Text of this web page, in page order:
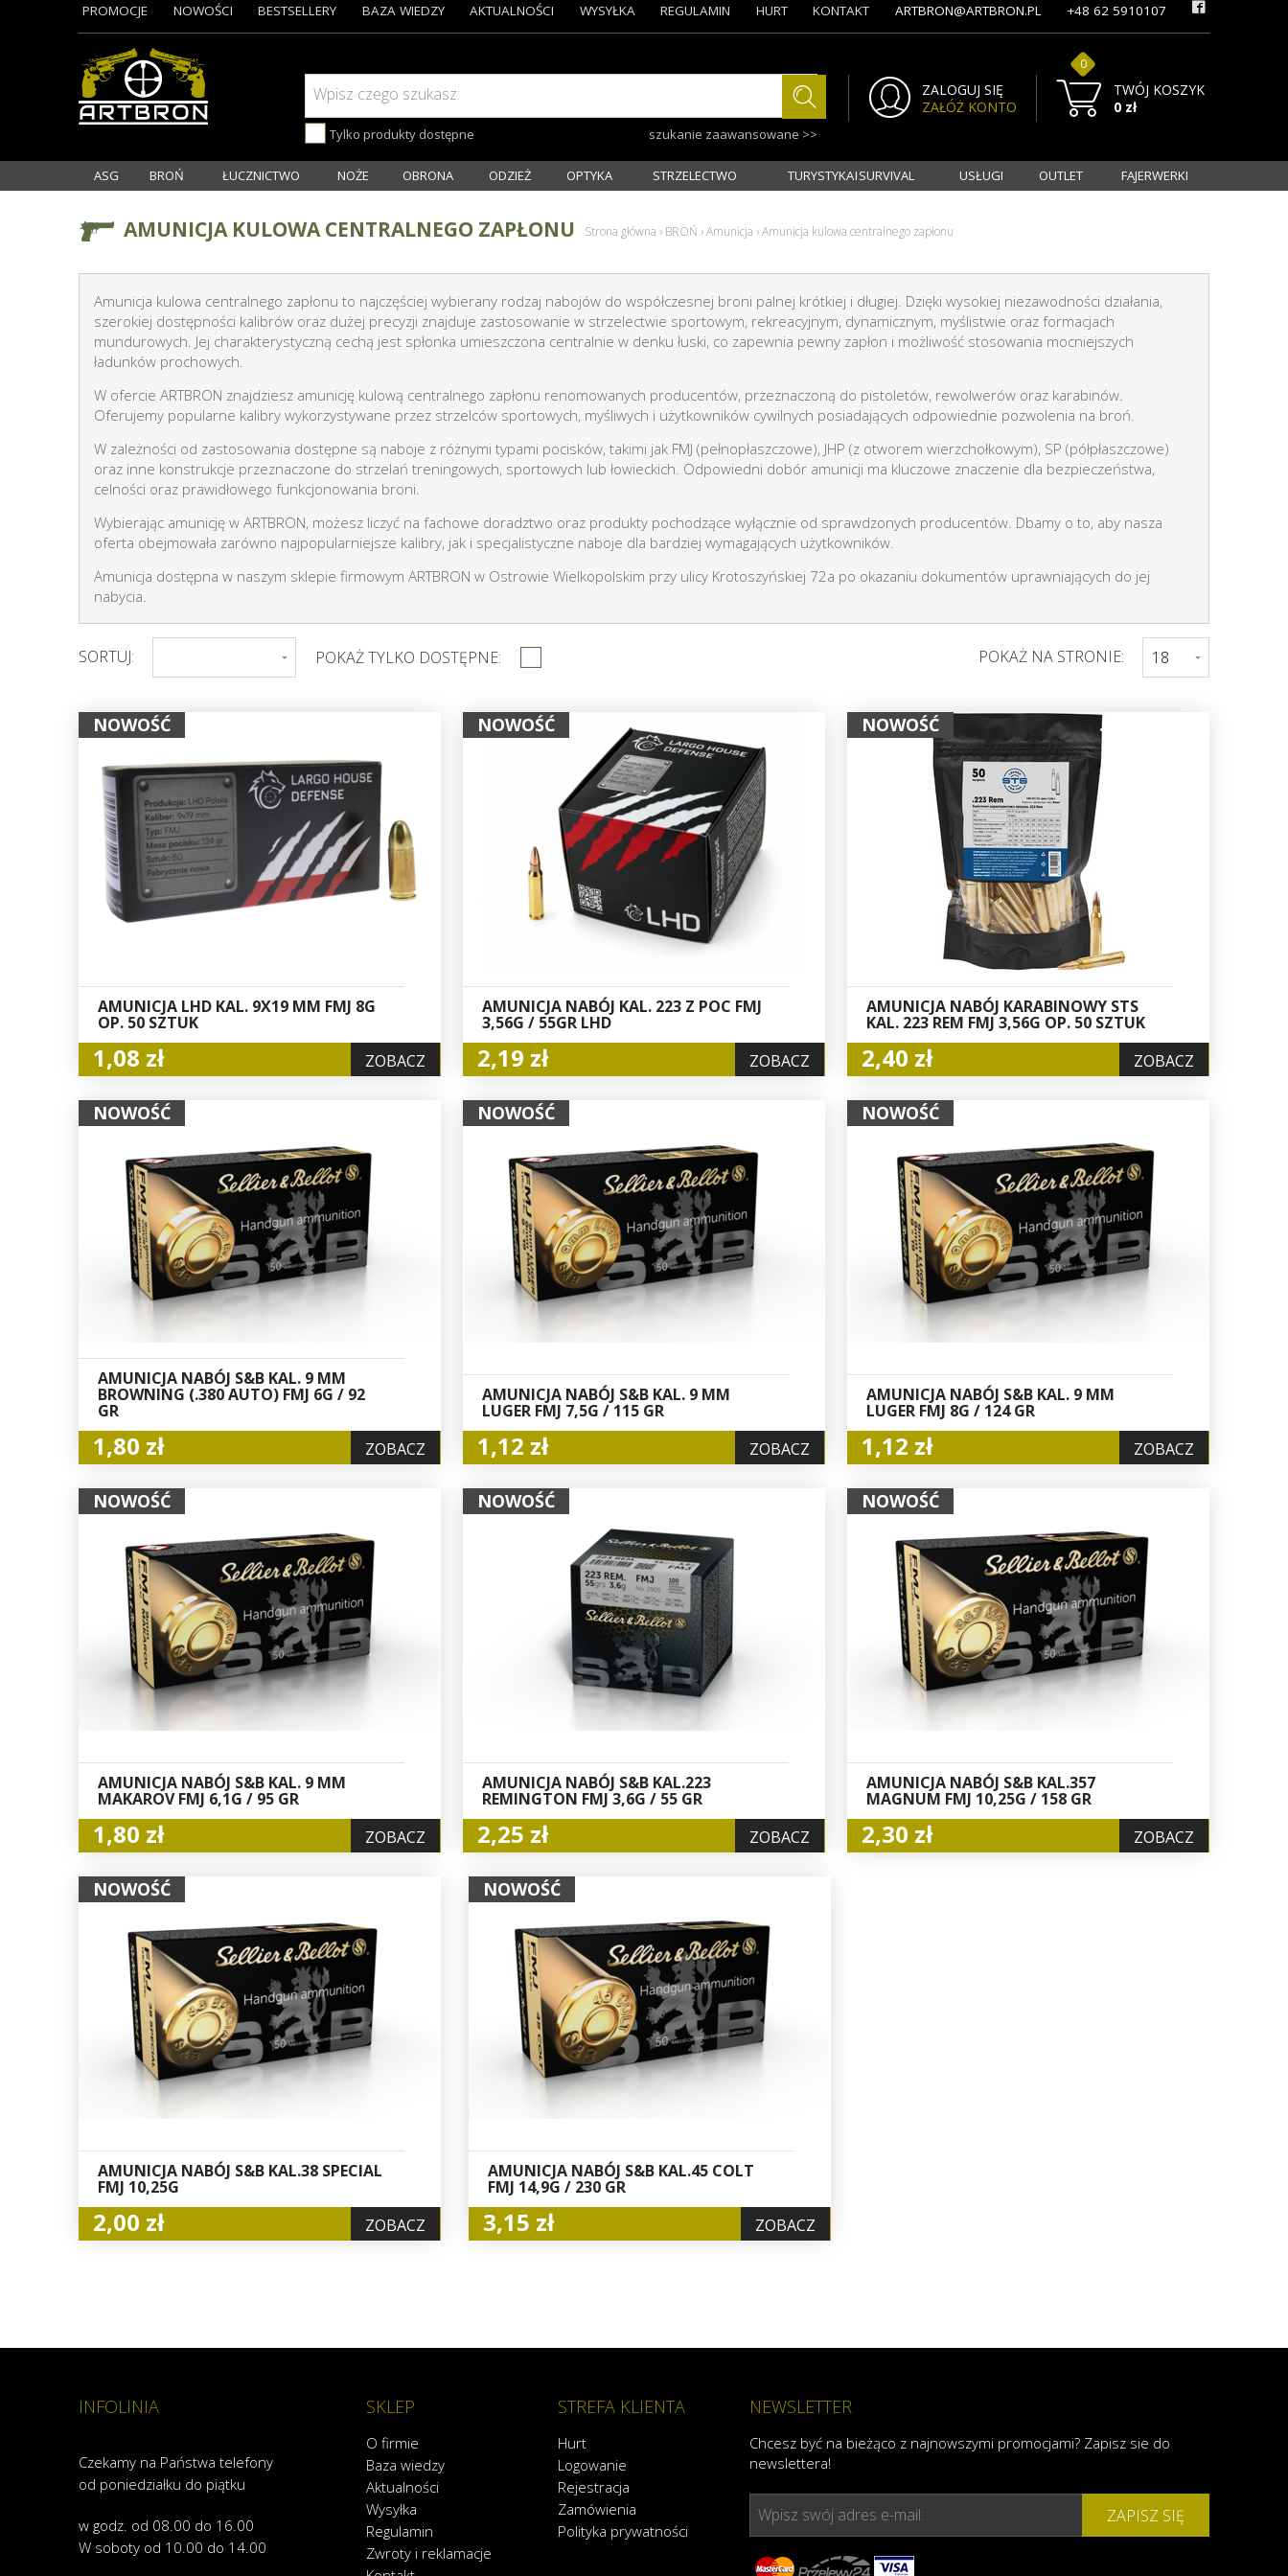
Wpisz czego szukasz:
Tylko produkty dostępne szukanie zaawansowane >>
ZALOGUJ SIĘ
ZAŁÓŻ KONTO
TWÓJ KOSZYK
0
0 zł
PROMOCJE NOWOŚCI BESTSELLERY BAZA WIEDZY AKTUALNOŚCI WYSYŁKA REGULAMIN HURT KONTAKT ARTBRON@ARTBRON.PL +48 62 5910107
ASG BROŃ ŁUCZNICTWO NOŻE OBRONA ODZIEŻ OPTYKA STRZELECTWO TURYSTYKA I SURVIVAL USŁUGI OUTLET FAJERWERKI
AMUNICJA KULOWA CENTRALNEGO ZAPŁONU Strona główna › BROŃ ›Amunicja ›Amunicja kulowa centralnego zapłonu
Amunicja kulowa centralnego zapłonu to najczęściej wybierany rodzaj nabojów do współczesnej broni palnej krótkiej i długiej. Dzięki wysokiej niezawodności działania,
szerokiej dostępności kalibrów oraz dużej precyzji znajduje zastosowanie w strzelectwie sportowym, rekreacyjnym, dynamicznym, myślistwie oraz formacjach
mundurowych. Jej charakterystyczną cechą jest spłonka umieszczona centralnie w denku łuski, co zapewnia pewny zapłon i możliwość stosowania mocniejszych
ładunków prochowych.
W ofercie ARTBRON znajdziesz amunicję kulową centralnego zapłonu renomowanych producentów, przeznaczoną do pistoletów, rewolwerów oraz karabinów.
Oferujemy popularne kalibry wykorzystywane przez strzelców sportowych, myśliwych i użytkowników cywilnych posiadających odpowiednie pozwolenia na broń.
W zależności od zastosowania dostępne są naboje z różnymi typami pocisków, takimi jak FMJ (pełnopłaszczowe), JHP (z otworem wierzchołkowym), SP (półpłaszczowe)
oraz inne konstrukcje przeznaczone do strzelań treningowych, sportowych lub łowieckich. Odpowiedni dobór amunicji ma kluczowe znaczenie dla bezpieczeństwa,
celności oraz prawidłowego funkcjonowania broni.
Wybierając amunicję w ARTBRON, możesz liczyć na fachowe doradztwo oraz produkty pochodzące wyłącznie od sprawdzonych producentów. Dbamy o to, aby nasza
oferta obejmowała zarówno najpopularniejsze kalibry, jak i specjalistyczne naboje dla bardziej wymagających użytkowników.
Amunicja dostępna w naszym sklepie firmowym ARTBRON w Ostrowie Wielkopolskim przy ulicy Krotoszyńskiej 72a po okazaniu dokumentów uprawniających do jej
nabycia.
SORTUJ: POKAŻ TYLKO DOSTĘPNE: POKAŻ NA STRONIE:
NOWOŚĆ
AMUNICJA LHD KAL. 9X19 MM FMJ 8G
OP. 50 SZTUK
1,08 zł ZOBACZ
NOWOŚĆ
AMUNICJA NABÓJ KAL. 223 Z POC FMJ
3,56G / 55GR LHD
2,19 zł ZOBACZ
NOWOŚĆ
AMUNICJA NABÓJ KARABINOWY STS
KAL. 223 REM FMJ 3,56G OP. 50 SZTUK
2,40 zł ZOBACZ
NOWOŚĆ
AMUNICJA NABÓJ S&B KAL. 9 MM
BROWNING (.380 AUTO) FMJ 6G / 92
GR
1,80 zł ZOBACZ
NOWOŚĆ
AMUNICJA NABÓJ S&B KAL. 9 MM
LUGER FMJ 7,5G / 115 GR
1,12 zł ZOBACZ
NOWOŚĆ
AMUNICJA NABÓJ S&B KAL. 9 MM
LUGER FMJ 8G / 124 GR
1,12 zł ZOBACZ
NOWOŚĆ
AMUNICJA NABÓJ S&B KAL. 9 MM
MAKAROV FMJ 6,1G / 95 GR
1,80 zł ZOBACZ
NOWOŚĆ
AMUNICJA NABÓJ S&B KAL.223
REMINGTON FMJ 3,6G / 55 GR
2,25 zł ZOBACZ
NOWOŚĆ
AMUNICJA NABÓJ S&B KAL.357
MAGNUM FMJ 10,25G / 158 GR
2,30 zł ZOBACZ
NOWOŚĆ
AMUNICJA NABÓJ S&B KAL.38 SPECIAL
FMJ 10,25G
2,00 zł ZOBACZ
NOWOŚĆ
AMUNICJA NABÓJ S&B KAL.45 COLT
FMJ 14,9G / 230 GR
3,15 zł ZOBACZ
INFOLINIA
Czekamy na Państwa telefony
od poniedziałku do piątku
w godz. od 08.00 do 16.00
W soboty od 10.00 do 14.00
SKLEP
O firmie
Baza wiedzy
Aktualności
Wysyłka
Regulamin
Zwroty i reklamacje
STREFA KLIENTA
Hurt
Logowanie
Rejestracja
Zamówienia
Polityka prywatności
NEWSLETTER
Chcesz być na bieżąco z najnowszymi promocjami? Zapisz sie do
newslettera!
Wpisz swój adres e-mail: ZAPISZ SIĘ